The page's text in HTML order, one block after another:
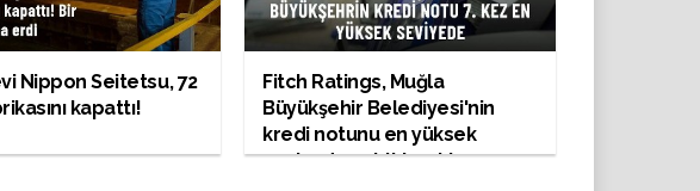
Nippon Seitetsu, 72
kapattı!
Fitch Ratings, Muğla
Büyükşehir Belediyesi'nin
kredi notunu en yüksek
seviyede sabit bıraktı